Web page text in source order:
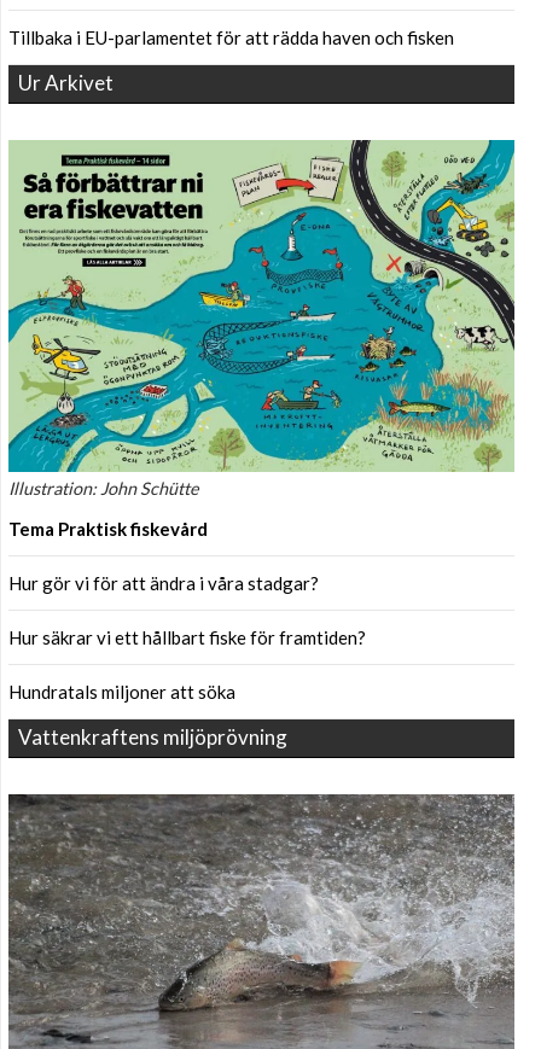
Tillbaka i EU-parlamentet för att rädda haven och fisken
Ur Arkivet
Illustration: John Schütte
Tema Praktisk fiskevård
Hur gör vi för att ändra i våra stadgar?
Hur säkrar vi ett hållbart fiske för framtiden?
Hundratals miljoner att söka
Vattenkraftens miljöprövning